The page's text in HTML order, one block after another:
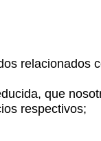
relacionados
que
respectivos;